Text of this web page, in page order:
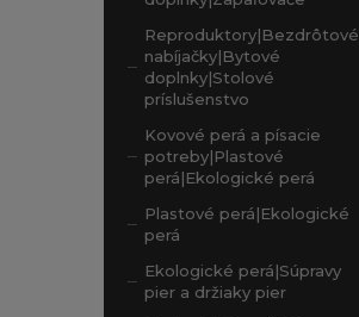
Reproduktory|Bezdrôtové
nabíjačky|Bytové
doplnky|Stolové
príslušenstvo
Kovové perá a písacie
potreby|Plastové
perá|Ekologické perá
Plastové perá|Ekologické
perá
Ekologické perá|Súpravy
pier a držiaky pier